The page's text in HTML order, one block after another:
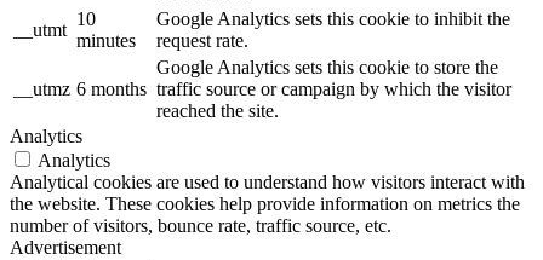
__utmt
10
minutes
Google Analytics sets this cookie to inhibit the
request rate.
__utmz 6 months
Google Analytics sets this cookie to store the
traffic source or campaign by which the visitor
reached the site.
Analytics
Analytics
Analytical cookies are used to understand how visitors interact with
the website. These cookies help provide information on metrics the
number of visitors, bounce rate, traffic source, etc.
Advertisement